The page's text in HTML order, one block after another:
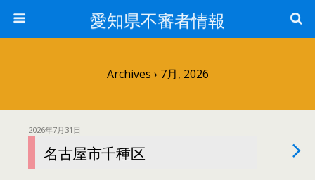
愛知県不審者情報
Archives › 7月, 2026
2026年7月31日
名古屋市千種区